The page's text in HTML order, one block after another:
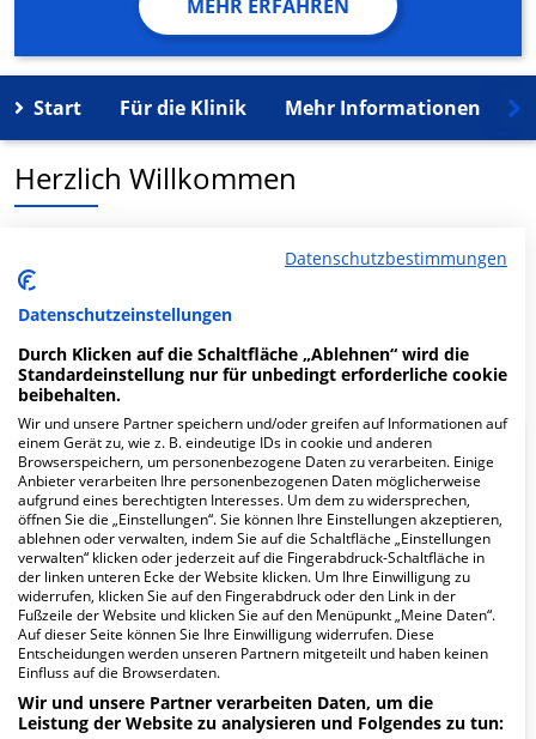
MEHR ERFAHREN
Start Für die Klinik Mehr Informationen
Herzlich Willkommen
ein medizinisches Versorgungszentrum in Bad
Berleburg.
Mehr Informationen
FAQ
Hier ﬁnden Sie häuﬁg gestellte Fragen zu dieser Klinik.
Wie lautet die Adresse von MVZ Bad
Berleburg GbR?
An der Gontardslust 7
57319 Bad Berleburg
Datenschutzbestimmungen
Datenschutzeinstellungen
Durch Klicken auf die Schaltfläche „Ablehnen“ wird die
Standardeinstellung nur für unbedingt erforderliche cookie
beibehalten.
Wir und unsere Partner speichern und/oder greifen auf Informationen auf
einem Gerät zu, wie z. B. eindeutige IDs in cookie und anderen
Browserspeichern, um personenbezogene Daten zu verarbeiten. Einige
Anbieter verarbeiten Ihre personenbezogenen Daten möglicherweise
aufgrund eines berechtigten Interesses. Um dem zu widersprechen,
öffnen Sie die „Einstellungen“. Sie können Ihre Einstellungen akzeptieren,
ablehnen oder verwalten, indem Sie auf die Schaltfläche „Einstellungen
verwalten“ klicken oder jederzeit auf die Fingerabdruck-Schaltfläche in
der linken unteren Ecke der Website klicken. Um Ihre Einwilligung zu
widerrufen, klicken Sie auf den Fingerabdruck oder den Link in der
Fußzeile der Website und klicken Sie auf den Menüpunkt „Meine Daten“.
Auf dieser Seite können Sie Ihre Einwilligung widerrufen. Diese
Entscheidungen werden unseren Partnern mitgeteilt und haben keinen
Einfluss auf die Browserdaten.
Wir und unsere Partner verarbeiten Daten, um die
Leistung der Website zu analysieren und Folgendes zu tun: